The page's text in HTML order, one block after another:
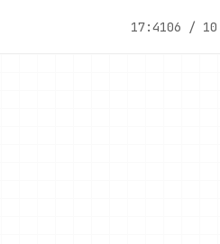
17:4106 / 10